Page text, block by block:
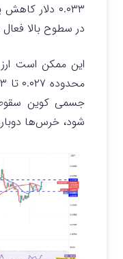
۰.۰۳۳ دلار
در سطوح بالا
این ممکن است
شود، خرس‌ها